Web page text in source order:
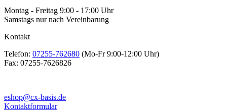
Montag - Freitag 9:00 - 17:00 Uhr
Samstags nur nach Vereinbarung
Kontakt
Telefon: 07255-762680 (Mo-Fr 9:00-12:00 Uhr)
Fax: 07255-7626826
eshop@cx-basis.de
Kontaktformular